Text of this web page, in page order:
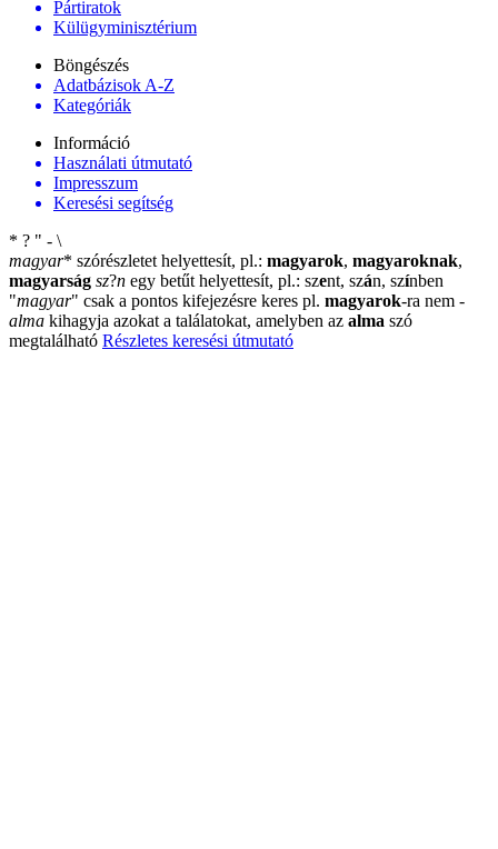
Pártiratok
Külügyminisztérium
Böngészés
Adatbázisok A-Z
Kategóriák
Információ
Használati útmutató
Impresszum
Keresési segítség
* ? " - \
magyar* szórészletet helyettesít, pl.: magyarok, magyaroknak,
magyarság sz?n egy betűt helyettesít, pl.: szent, szán, színben
"magyar" csak a pontos kifejezésre keres pl. magyarok-ra nem -
alma kihagyja azokat a találatokat, amelyben az alma szó
megtalálható Részletes keresési útmutató